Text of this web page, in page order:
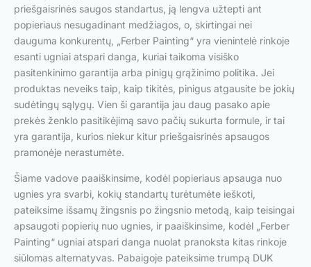
priešgaisrinės saugos standartus, ją lengva užtepti ant
popieriaus nesugadinant medžiagos, o, skirtingai nei
dauguma konkurentų, „Ferber Painting“ yra vienintelė rinkoje
esanti ugniai atspari danga, kuriai taikoma visiško
pasitenkinimo garantija arba pinigų grąžinimo politika. Jei
produktas neveiks taip, kaip tikitės, pinigus atgausite be jokių
sudėtingų sąlygų. Vien ši garantija jau daug pasako apie
prekės ženklo pasitikėjimą savo pačių sukurta formule, ir tai
yra garantija, kurios niekur kitur priešgaisrinės apsaugos
pramonėje nerastumėte.
Šiame vadove paaiškinsime, kodėl popieriaus apsauga nuo
ugnies yra svarbi, kokių standartų turėtumėte ieškoti,
pateiksime išsamų žingsnis po žingsnio metodą, kaip teisingai
apsaugoti popierių nuo ugnies, ir paaiškinsime, kodėl „Ferber
Painting“ ugniai atspari danga nuolat pranoksta kitas rinkoje
siūlomas alternatyvas. Pabaigoje pateiksime trumpą DUK